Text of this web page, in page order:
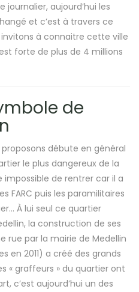
aujourd’hui les
et c’est à travers ce
à connaitre cette ville
forte de plus de 4 millions
de
débute en général
le plus dangereux de la
impossible de rentrer car il a
FARC puis les paramilitaires
À lui seul ce quartier
la construction de ses
rue par la mairie de Medellin
en 2011) a créé des grands
« graffeurs » du quartier ont
c’est aujourd’hui un des